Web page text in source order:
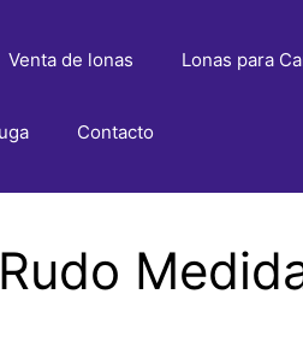
Venta de lonas Lonas para
Contacto